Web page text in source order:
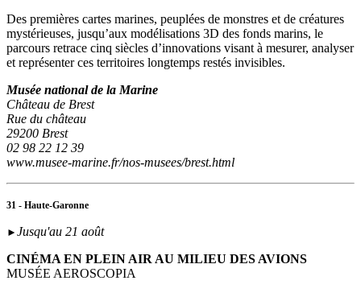
Des premières cartes marines, peuplées de monstres et de créatures
mystérieuses, jusqu’aux modélisations 3D des fonds marins, le
parcours retrace cinq siècles d’innovations visant à mesurer, analyser
et représenter ces territoires longtemps restés invisibles.
Musée national de la Marine
Château de Brest
Rue du château
29200 Brest
02 98 22 12 39
www.musee-marine.fr/nos-musees/brest.html
31 - Haute-Garonne
► Jusqu'au 21 août
CINÉMA EN PLEIN AIR AU MILIEU DES AVIONS
MUSÉE AEROSCOPIA